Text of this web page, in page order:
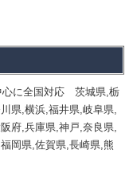
心に全国対応 茨城県,栃
県,横浜,福井県,岐阜県,
府,兵庫県,神戸,奈良県,
岡県,佐賀県,長崎県,熊